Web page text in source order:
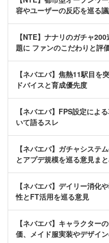
容やユーザーの反応を巡る
【NTE】ナナリのガチャ
題に ファンのこだわりと評
【ネバエバ】焦熱11駅目を
ドバイスと育成優先度
【ネバエバ】FPS設定によ
いて語るスレ
【ネバエバ】ガチャシステ
とアプデ規模を巡る意見ま
【ネバエバ】デイリー消化
性とFT活用を巡る意見
【ネバエバ】キャラクター
価、メイド服実装やデザイ